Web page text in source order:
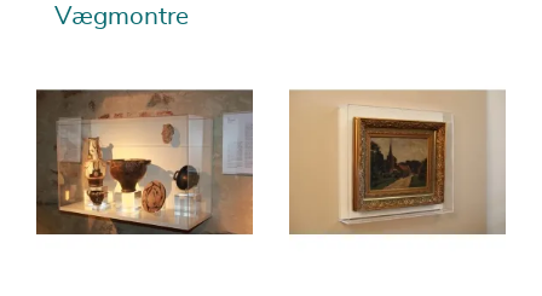
Vægmontre